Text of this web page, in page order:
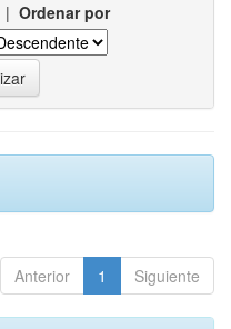
| Ordenar por
Anterior 1 Siguiente